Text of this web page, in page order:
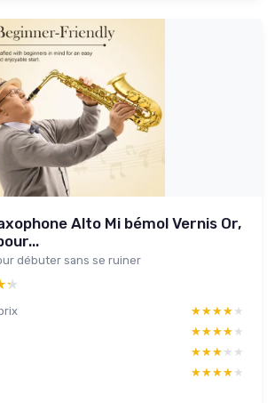
Alto Mi bémol Vernis Or,
débuter sans se ruiner
★★★★★
★★★★★
★★★★★
★★★★★
★★★★★
★★★★★
★★★★★
★★★★★